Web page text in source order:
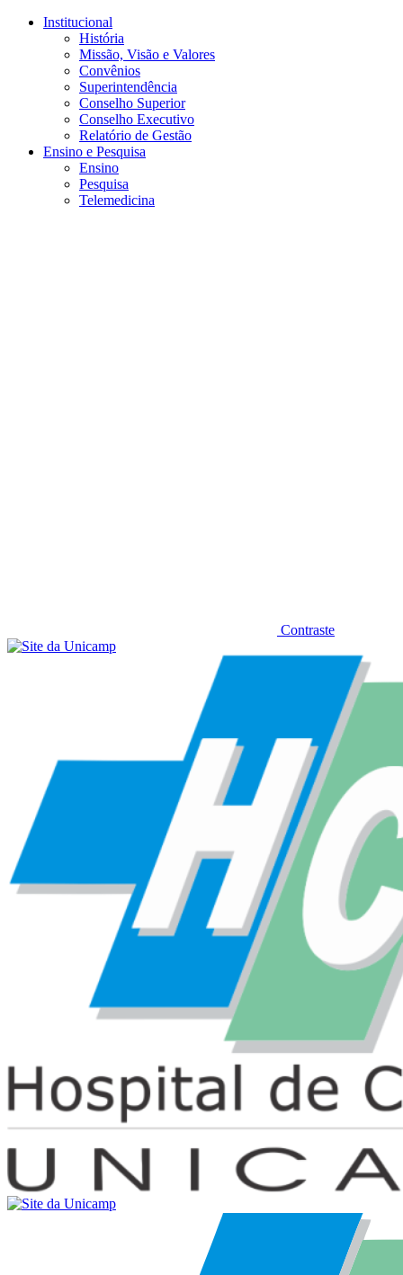
Conteúdo principal
Institucional
História
Missão, Visão e Valores
Convênios
Superintendência
Conselho Superior
Conselho Executivo
Relatório de Gestão
Ensino e Pesquisa
Ensino
Pesquisa
Telemedicina
Contraste